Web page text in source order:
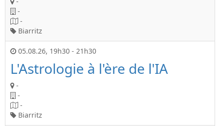
-
-
Biarritz
05.08.26, 19h30 - 21h30
L'Astrologie à l'ère de l'IA
-
-
-
Biarritz